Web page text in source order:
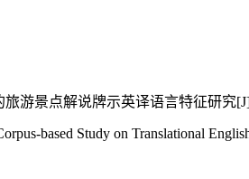
游景点解说牌示英译语言特征研究
based Study on Translational